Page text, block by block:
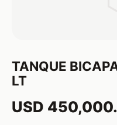
TANQUE
LT
USD